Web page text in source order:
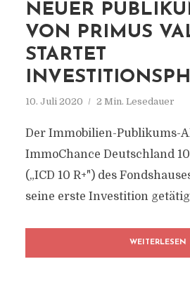
NEUER
VON PRIMUS
STARTET
10. Juli 2020 2 Min. Lesedauer
Der Immobilien-Publikums-
ImmoChance Deutschland
(„ICD 10 R+") des
seine erste Investition
WEITERLESEN